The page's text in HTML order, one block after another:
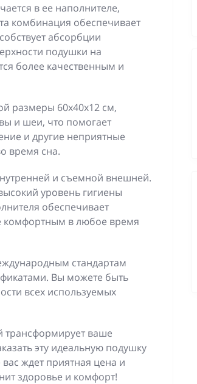
в ее наполнителе,
комбинация обеспечивает
абсорбции
подушки на
более качественным и
размеры 60х40х12 см,
и шеи, что помогает
и другие неприятные
время сна.
и съемной внешней.
уровень гигиены
обеспечивает
комфортным в любое время
стандартам
Вы можете быть
всех используемых
трансформирует ваше
эту идеальную подушку
ждет приятная цена и
здоровье и комфорт!